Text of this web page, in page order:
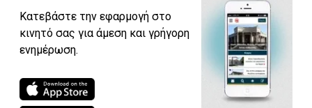
Κατεβάστε την εφαρμογή στο
κινητό σας για άμεση και γρήγορη
ενημέρωση.